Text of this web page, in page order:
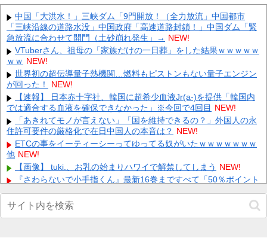
【悲報】バスローブ着てタバコ吸いながら記者会見する奴ｗｗｗ
ｗｗｗｗｗｗｗｗｗｗｗ 他 NEW!
資産1億円突破でFIREの45歳独身男性が半年後に仕事復帰を決意
した「1通の通知」 NEW!
【画像】 まんさん、ブチ切れ「電車内でこういうポジのおじ、ガ
チでイラネ」→
【悲報】坂口杏里、逃走ｗｗｗｗｗｗｗｗｗｗｗ NEW!
左翼市民団体、広島では通用せず「人殺しの汚い足で広島の土を
踏むな！」→広島県民「お前らの方が汚いんじゃ！」「ワシらが広
島... NEW!
会社「君、転勤ね」→ 男性社員「それなら妻のほうが稼ぎいいん
で辞めます」⇒ 結果・・・ NEW!
Powered by livedoor 相互RSS
中国「大洪水！」三峡ダム「9門開放！（全力放流」中国都市
「三峡沿線の道路水没」中国政府「高速道路封鎖！」中国ダム「緊
急放流に合わせて開門（土砂崩れ発生」→ NEW!
VTuberさん、祖母の「家族だけの一日葬」をした結果ｗｗｗｗｗ
ｗｗ NEW!
世界初の超伝導量子熱機関…燃料もピストンもない量子エンジン
が回った！
NEW!
【速報】 日本赤十字社、韓国に超希少血液Jr(a-)を提供「韓国内
では適合する血液を確保できなかった」※今回で4回目 NEW!
「あきれてモノが言えない」「国を維持できるの？」外国人の永
住許可要件の厳格化で在日中国人の本音は？ NEW!
ETCの事をイーティーシーってゆってる奴がいたｗｗｗｗｗｗｗ
他 NEW!
【画像】 tuki.、お乳の始まりハワイで解禁してしまう NEW!
『さわらないで小手指くん』最新16巻まですべて「50％ポイント
崩壊！アニメ化された過激なお色気ラブコメ他
【画像】 ギャル「妹の豊胸お○ぱいおもろすぎ！」ｗｗｗ